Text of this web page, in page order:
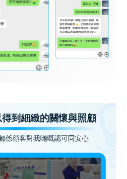
到細緻的關懷與照顧
係顧客對我哋嘅認可同安心